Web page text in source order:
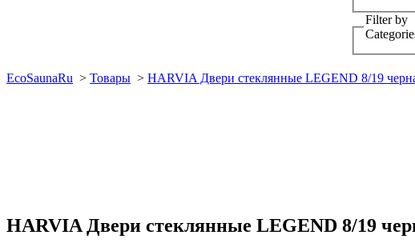
Filter by
EcoSaunaRu > Товары > HARVIA Двери стеклянные LEGEND 8/19
HARVIA Двери стеклянные LEGEND 8/19